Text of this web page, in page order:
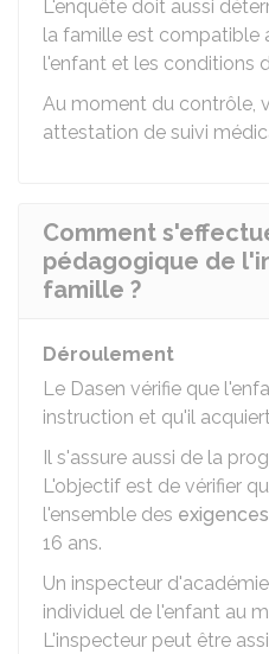
L'enquête doit aussi
la famille est compatible
l'enfant et les conditions
Au moment du contrôle,
attestation de suivi
Comment
pédagogique de
famille ?
Déroulement
Le Dasen vérifie que
instruction et qu'il
Il s'assure aussi de la
L'objectif est de vérifier
l'ensemble des
16 ans.
Un inspecteur
individuel de l'enfant au
L'inspecteur peut être